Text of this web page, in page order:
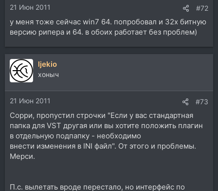
21 Июн 2011 #72
у меня тоже сейчас win7 64. попробовал и 32х битную
версию рипера и 64. в обоих работает без проблем)
ljekio
хоныч
21 Июн 2011 #73
Сорри, пропустил строчки "Если у вас стандартная
папка для VST другая или вы хотите положить плагин
в отдельную подпапку - необходимо
внести изменения в INI файл". От этого и проблемы.
Мерси.
П.с. вылетать вроде перестало, но интерфейс по